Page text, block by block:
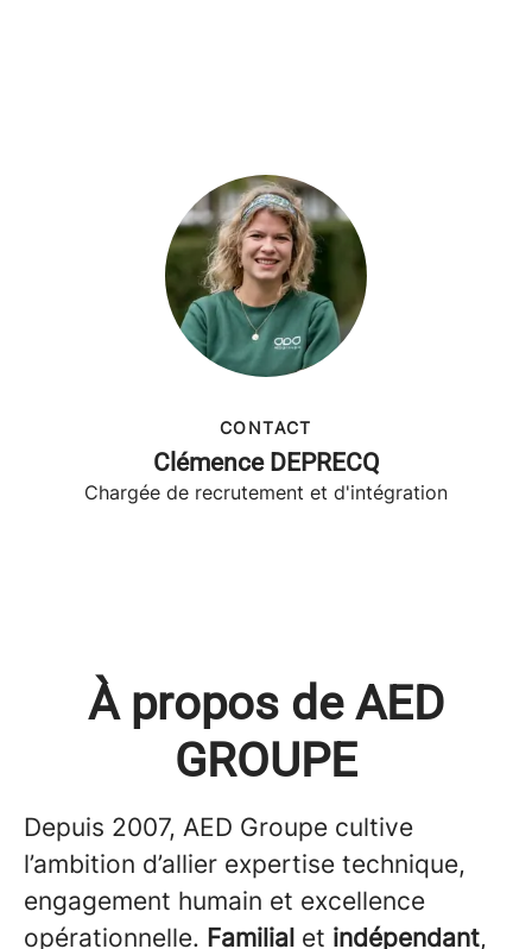
CONTACT
Clémence DEPRECQ
Chargée de recrutement et d'intégration
À propos de AED
GROUPE
Depuis 2007, AED Groupe cultive
l’ambition d’allier expertise technique,
engagement humain et excellence
opérationnelle. Familial et indépendant,